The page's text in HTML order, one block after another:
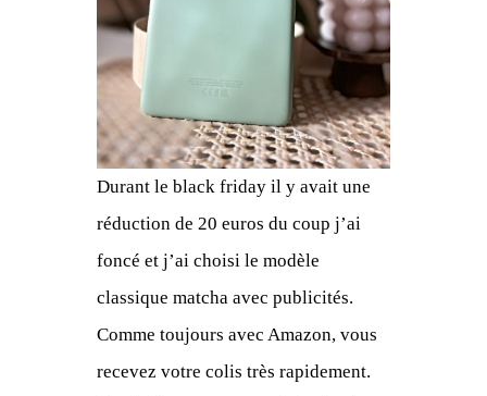
Durant le black friday il y avait une
réduction de 20 euros du coup j’ai
foncé et j’ai choisi le modèle
classique matcha avec publicités.
Comme toujours avec Amazon, vous
recevez votre colis très rapidement.